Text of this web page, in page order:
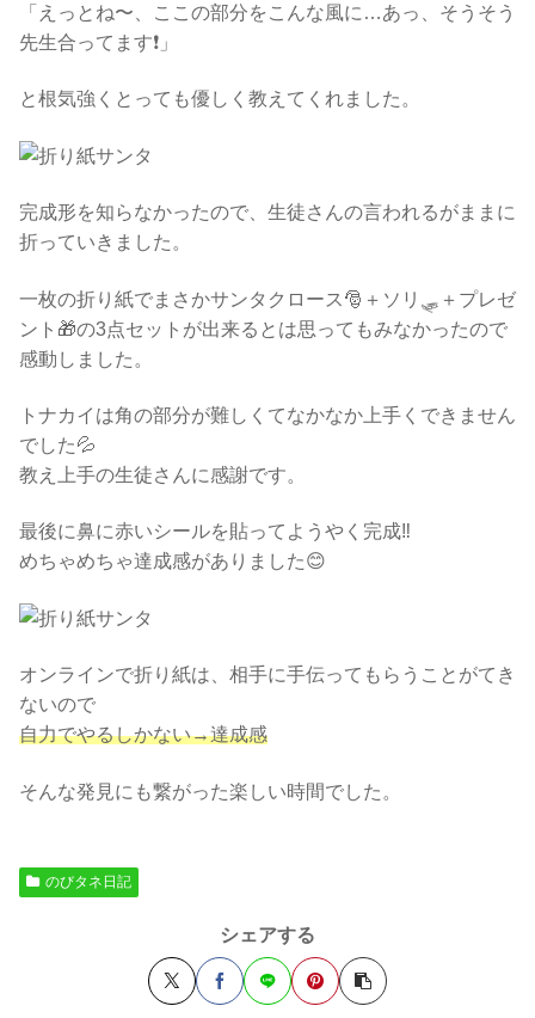
「えっとね〜、ここの部分をこんな風に…あっ、そうそう
先生合ってます❗️」
と根気強くとっても優しく教えてくれました。
完成形を知らなかったので、生徒さんの言われるがままに
折っていきました。
一枚の折り紙でまさかサンタクロース🎅＋ソリ🛷＋プレゼ
ント🎁の3点セットが出来るとは思ってもみなかったので
感動しました。
トナカイは角の部分が難しくてなかなか上手くできません
でした💦
教え上手の生徒さんに感謝です。
最後に鼻に赤いシールを貼ってようやく完成‼️
めちゃめちゃ達成感がありました😊
オンラインで折り紙は、相手に手伝ってもらうことがてき
ないので
自力でやるしかない→達成感
そんな発見にも繋がった楽しい時間でした。
のびタネ日記
シェアする